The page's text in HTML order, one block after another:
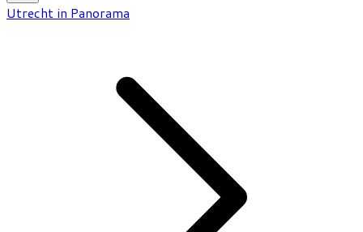
Utrecht in Panorama